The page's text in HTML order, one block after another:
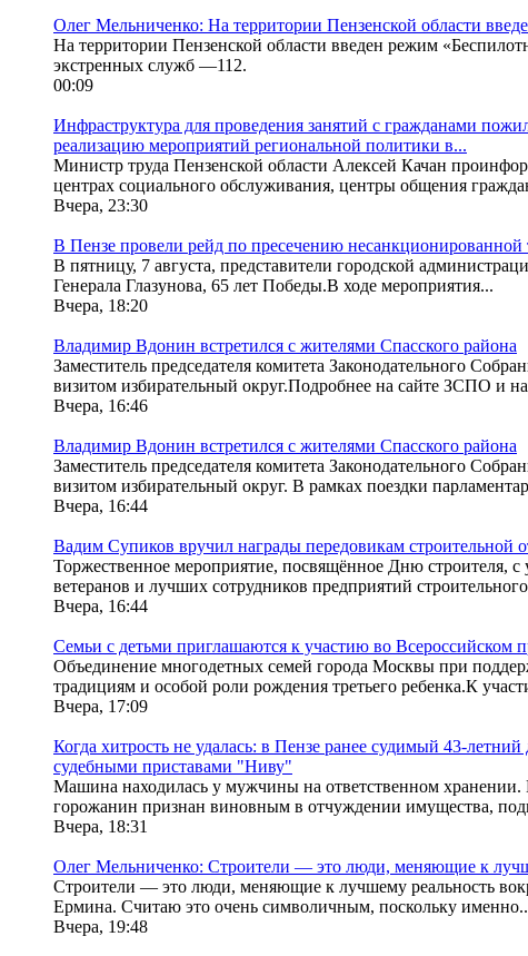
Олег Мельниченко: На территории Пензенской области
На территории Пензенской области введен режим
экстренных служб —112.
00:09
Инфраструктура для проведения занятий с гражданами
реализацию мероприятий региональной политики в...
Министр труда Пензенской области Алексей Качан
центрах социального обслуживания, центры общения
Вчера, 23:30
В Пензе провели рейд по пресечению
В пятницу, 7 августа, представители городской
Генерала Глазунова, 65 лет Победы.В ходе мероприятия...
Вчера, 18:20
Владимир Вдонин встретился с жителями Спасского района
Заместитель председателя комитета Законодательного
визитом избирательный округ.Подробнее на сайте ЗСПО и
Вчера, 16:46
Владимир Вдонин встретился с жителями Спасского района
Заместитель председателя комитета Законодательного
визитом избирательный округ. В рамках поездки
Вчера, 16:44
Вадим Супиков вручил награды передовикам строительной
Торжественное мероприятие, посвящённое Дню строителя, с
ветеранов и лучших сотрудников предприятий
Вчера, 16:44
Семьи с детьми приглашаются к участию во Всероссийском
Объединение многодетных семей города Москвы при
традициям и особой роли рождения третьего ребенка.К
Вчера, 17:09
Когда хитрость не удалась: в Пензе ранее судимый 43-
судебными приставами "Ниву"
Машина находилась у мужчины на ответственном хранении.
горожанин признан виновным в отчуждении имущества,
Вчера, 18:31
Олег Мельниченко: Строители — это люди, меняющие к
Строители — это люди, меняющие к лучшему реальность
Ермина. Считаю это очень символичным, поскольку
Вчера, 19:48